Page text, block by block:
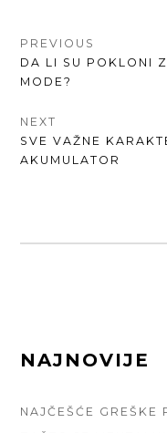
КРЕТАЊЕ
ЧЛАНКА
PREVIOUS
PREVIOUS
POST:
DA LI SU POKLONI
MODE?
NEXT
NEXT
POST:
SVE VAŽNE
AKUMULATOR
FOOTER
NAJNOVIJE
NAJČEŠĆE GREŠKE